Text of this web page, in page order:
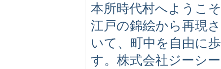
本所時代村へようこ
江戸の錦絵から再現
いて、町中を自由に
す。株式会社ジーシ